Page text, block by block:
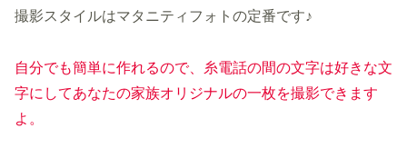
撮影スタイルはマタニティフォトの定番です♪
自分でも簡単に作れるので、糸電話の間の文字は好きな文
字にしてあなたの家族オリジナルの一枚を撮影できます
よ。